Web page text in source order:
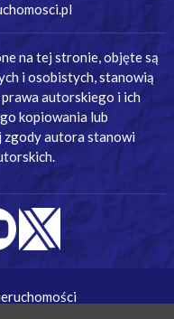
na tej stronie, objęte są
i osobistych, stanowią
autorskiego i ich
kopiowania lub
zgody autora stanowi